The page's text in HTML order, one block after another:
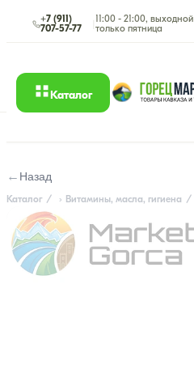
+7 (911)
707-57-77
11:00 - 21:00, выходной
только пятница
Каталог
← Назад
Каталог Витамины, масла, гигиена